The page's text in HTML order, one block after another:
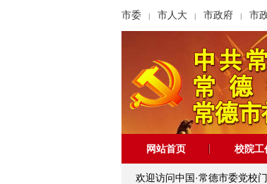
市委 | 市人大 | 市政府 | 市
网站首页 校院工
欢迎访问中国·常德市委党校